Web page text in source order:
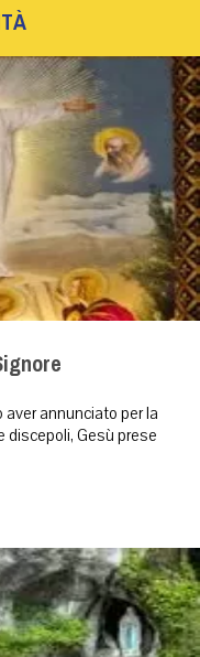
annunciato per la
discepoli, Gesù prese